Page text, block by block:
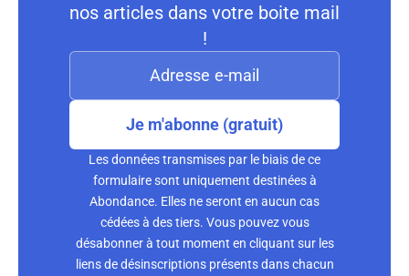
nos articles dans votre boite mail
!
Je m'abonne (gratuit)
Les données transmises par le biais de ce
formulaire sont uniquement destinées à
Abondance. Elles ne seront en aucun cas
cédées à des tiers. Vous pouvez vous
désabonner à tout moment en cliquant sur les
liens de désinscriptions présents dans chacun